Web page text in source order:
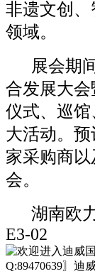
非遗文创
领域。
展会期间
合发展大
仪式、巡
大活动。预
家采购商
会。
湖南欧力
E3-02